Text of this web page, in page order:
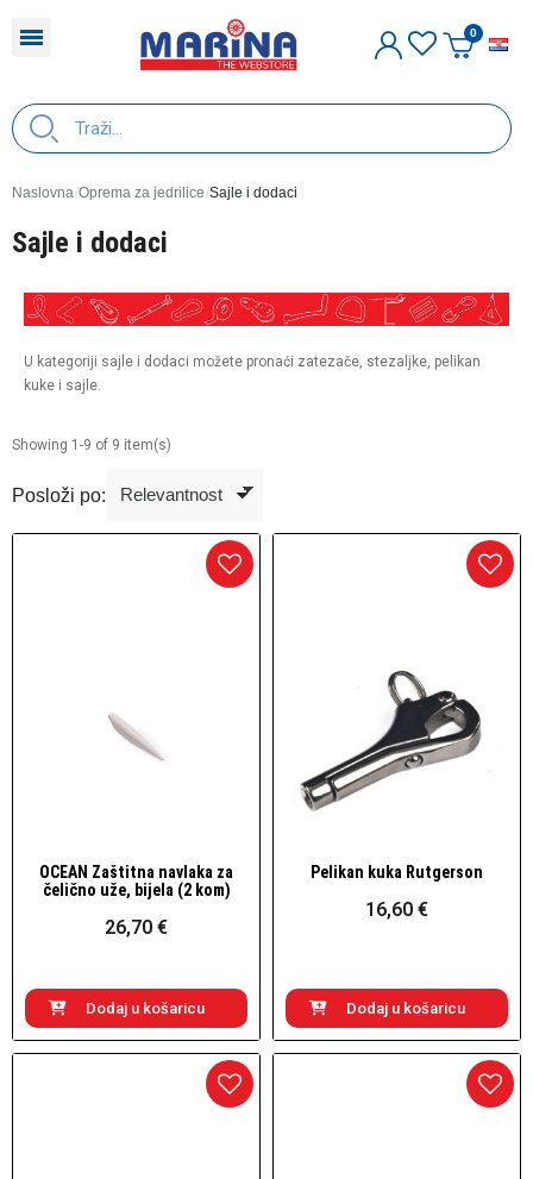
Naslovna Oprema za jedrilice Sajle i dodaci
Sajle i dodaci
U kategoriji sajle i dodaci možete pronaći zatezače, stezaljke, pelikan
kuke i sajle.
Showing 1-9 of 9 item(s)
Posloži po:
Brzi pogled
OCEAN Zaštitna navlaka za
čelično uže, bijela (2 kom)
26,70 €
Dodaj u košaricu
Brzi pogled
Pelikan kuka Rutgerson
16,60 €
Dodaj u košaricu